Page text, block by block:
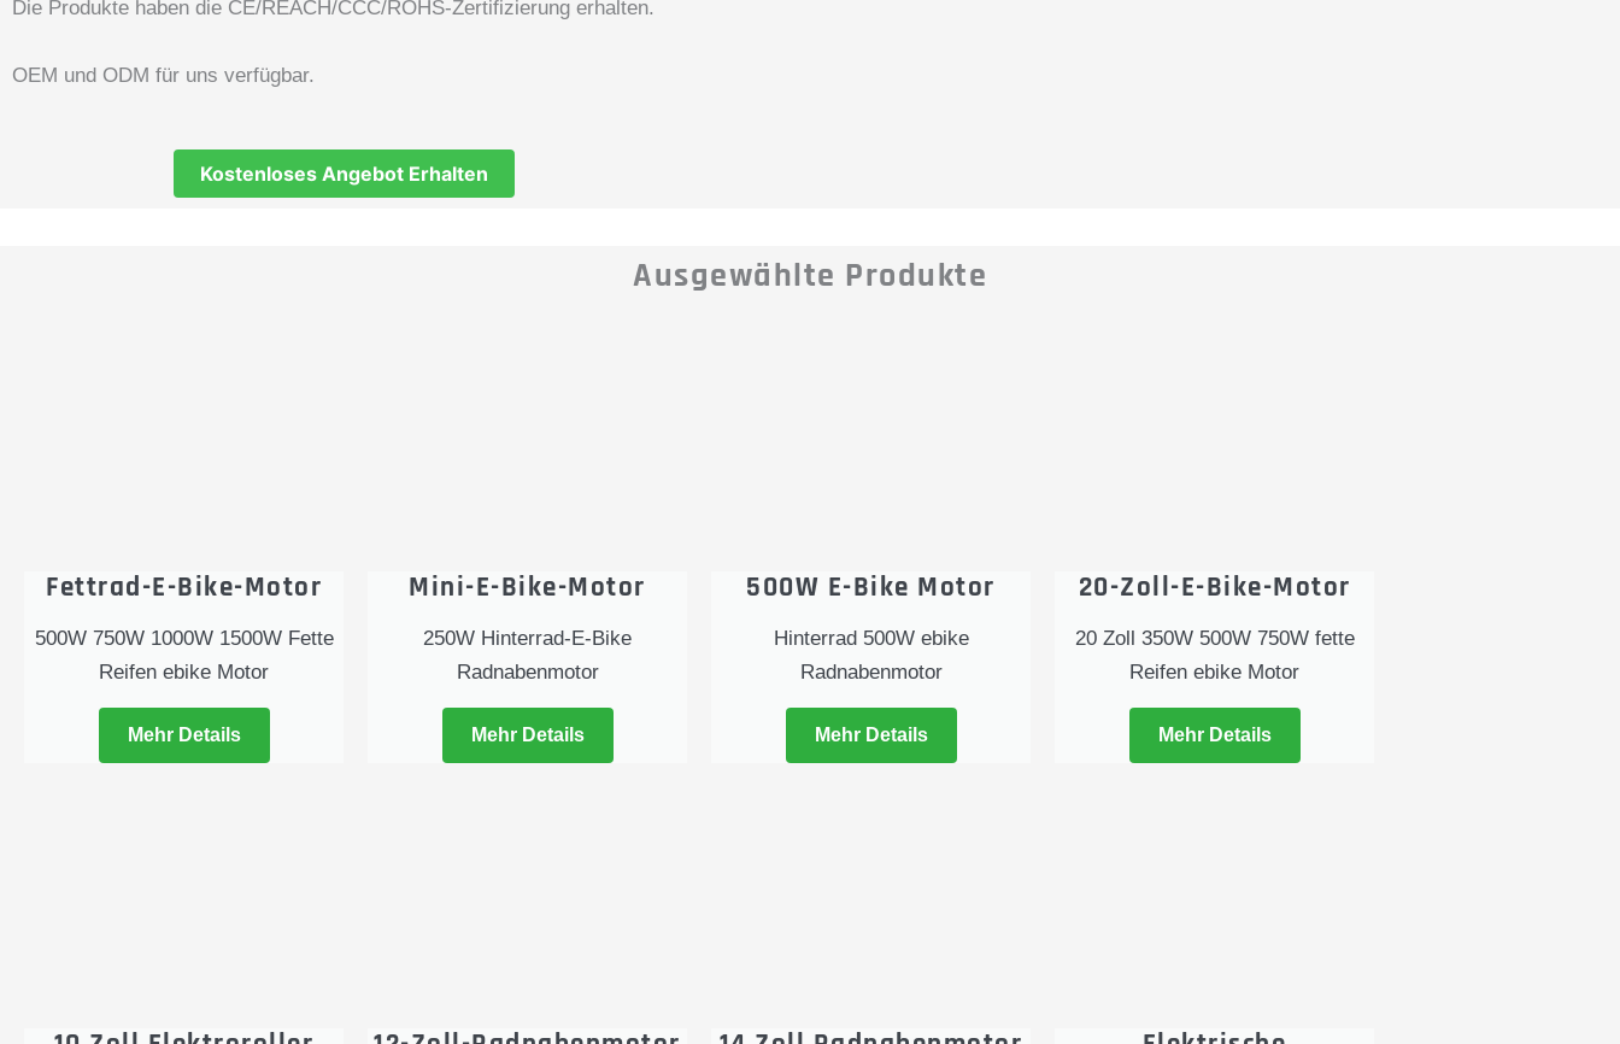
Die Produkte haben die CE/REACH/CCC/ROHS-Zertifizierung erhalten.
OEM und ODM für uns verfügbar.
Kostenloses Angebot Erhalten
Ausgewählte Produkte
Fettrad-E-Bike-Motor
500W 750W 1000W 1500W Fette
Reifen ebike Motor
Mehr Details
Mini-E-Bike-Motor
250W Hinterrad-E-Bike
Radnabenmotor
Mehr Details
500W E-Bike Motor
Hinterrad 500W ebike
Radnabenmotor
Mehr Details
20-Zoll-E-Bike-Motor
20 Zoll 350W 500W 750W fette
Reifen ebike Motor
Mehr Details